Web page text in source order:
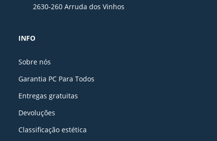
2630-260 Arruda dos Vinhos
INFO
Sobre nós
Garantia PC Para Todos
Entregas gratuitas
Devoluções
Classificação estética